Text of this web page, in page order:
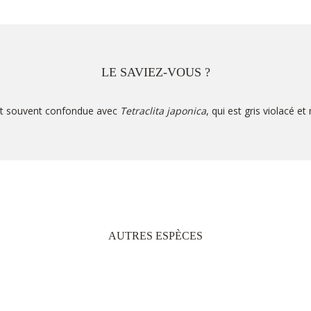
LE SAVIEZ-VOUS ?
souvent confondue avec Tetraclita japonica, qui est gris violacé et
AUTRES ESPÈCES